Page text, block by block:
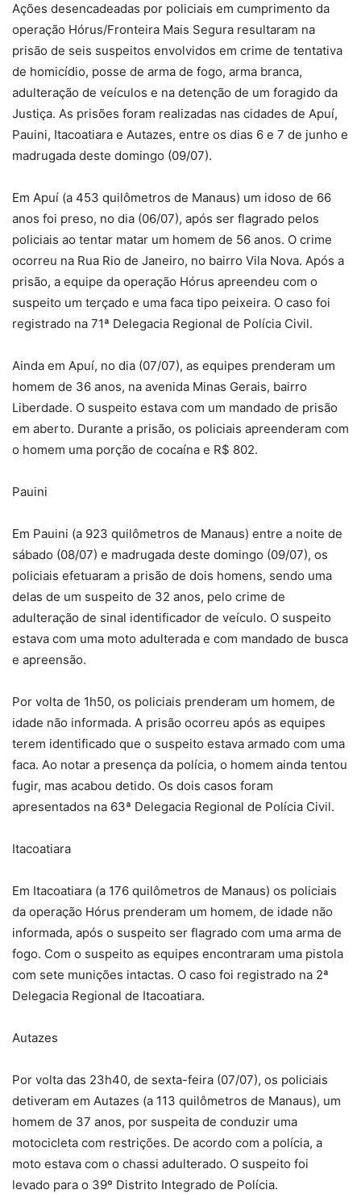
Ações desencadeadas por policiais em cumprimento da
operação Hórus/Fronteira Mais Segura resultaram na
prisão de seis suspeitos envolvidos em crime de tentativa
de homicídio, posse de arma de fogo, arma branca,
adulteração de veículos e na detenção de um foragido da
Justiça. As prisões foram realizadas nas cidades de Apuí,
Pauini, Itacoatiara e Autazes, entre os dias 6 e 7 de junho e
madrugada deste domingo (09/07).
Em Apuí (a 453 quilômetros de Manaus) um idoso de 66
anos foi preso, no dia (06/07), após ser flagrado pelos
policiais ao tentar matar um homem de 56 anos. O crime
ocorreu na Rua Rio de Janeiro, no bairro Vila Nova. Após a
prisão, a equipe da operação Hórus apreendeu com o
suspeito um terçado e uma faca tipo peixeira. O caso foi
registrado na 71ª Delegacia Regional de Polícia Civil.
Ainda em Apuí, no dia (07/07), as equipes prenderam um
homem de 36 anos, na avenida Minas Gerais, bairro
Liberdade. O suspeito estava com um mandado de prisão
em aberto. Durante a prisão, os policiais apreenderam com
o homem uma porção de cocaína e R$ 802.
Pauini
Em Pauini (a 923 quilômetros de Manaus) entre a noite de
sábado (08/07) e madrugada deste domingo (09/07), os
policiais efetuaram a prisão de dois homens, sendo uma
delas de um suspeito de 32 anos, pelo crime de
adulteração de sinal identificador de veículo. O suspeito
estava com uma moto adulterada e com mandado de busca
e apreensão.
Por volta de 1h50, os policiais prenderam um homem, de
idade não informada. A prisão ocorreu após as equipes
terem identificado que o suspeito estava armado com uma
faca. Ao notar a presença da polícia, o homem ainda tentou
fugir, mas acabou detido. Os dois casos foram
apresentados na 63ª Delegacia Regional de Polícia Civil.
Itacoatiara
Em Itacoatiara (a 176 quilômetros de Manaus) os policiais
da operação Hórus prenderam um homem, de idade não
informada, após o suspeito ser flagrado com uma arma de
fogo. Com o suspeito as equipes encontraram uma pistola
com sete munições intactas. O caso foi registrado na 2ª
Delegacia Regional de Itacoatiara.
Autazes
Por volta das 23h40, de sexta-feira (07/07), os policiais
detiveram em Autazes (a 113 quilômetros de Manaus), um
homem de 37 anos, por suspeita de conduzir uma
motocicleta com restrições. De acordo com a polícia, a
moto estava com o chassi adulterado. O suspeito foi
levado para o 39º Distrito Integrado de Polícia.